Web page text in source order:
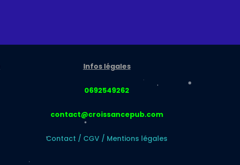
Infos légales
0692549262
contact@croissancepub.com
Contact / CGV / Mentions légales